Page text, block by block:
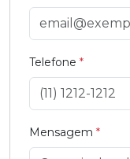
Telefone *
Mensagem *